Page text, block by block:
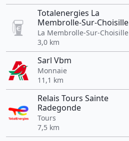
Totalenergies La
Membrolle-Sur-Choisille
La Membrolle-Sur-Choisille
3,0 km
Sarl Vbm
Monnaie
11,1 km
Relais Tours Sainte
Radegonde
Tours
7,5 km